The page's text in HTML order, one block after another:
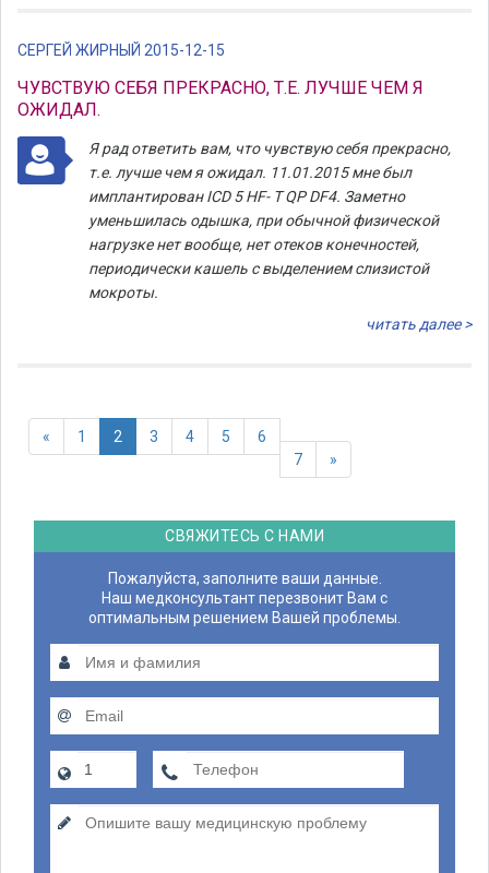
СЕРГЕЙ ЖИРНЫЙ 2015-12-15
ЧУВСТВУЮ СЕБЯ ПРЕКРАСНО, Т.Е. ЛУЧШЕ ЧЕМ Я
ОЖИДАЛ.
Я рад ответить вам, что чувствую себя прекрасно,
т.е. лучше чем я ожидал. 11.01.2015 мне был
имплантирован ICD 5 HF- T QP DF4. Заметно
уменьшилась одышка, при обычной физической
нагрузке нет вообще, нет отеков конечностей,
периодически кашель с выделением слизистой
мокроты.
читать далее >
« 1 2 3 4 5
6
7
»
СВЯЖИТЕСЬ С НАМИ
Пожалуйста, заполните ваши данные.
Наш медконсультант перезвонит Вам с
оптимальным решением Вашей проблемы.